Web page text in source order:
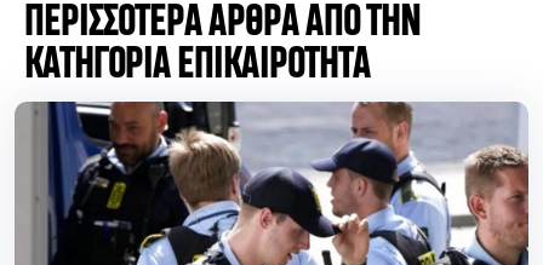
ΠΕΡΙΣΣΟΤΕΡΑ ΑΡΘΡΑ ΑΠΟ ΤΗΝ
ΚΑΤΗΓΟΡΙΑ ΕΠΙΚΑΙΡΟΤΗΤΑ